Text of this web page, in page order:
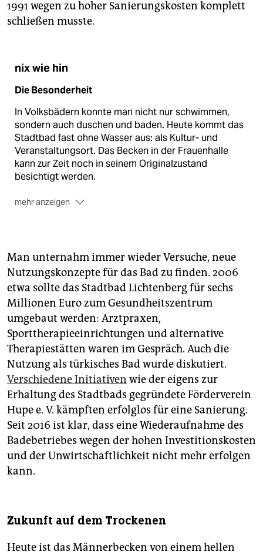
1991 wegen zu hoher Sanierungskosten komplett
schließen musste.
nix wie hin
Die Besonderheit
In Volksbädern konnte man nicht nur schwimmen,
sondern auch duschen und baden. Heute kommt das
Stadtbad fast ohne Wasser aus: als Kultur- und
Veranstaltungsort. Das Becken in der Frauenhalle
kann zur Zeit noch in seinem Originalzustand
besichtigt werden.
mehr anzeigen
Geschichtsinteressierte. Aktuell ist das Stadtbad
Lichtenberg im Rahmen der Ausstellung „Stadtbad
reloaded“ zu besichtigen. Bereits die türkisen
Emaillewannen sind den Besuch allemal wert.
Hindernisse auf dem Weg
Für Schwim­me­r*in­nen unüberwindbar: Es ist kein
Wasser drin. Während andere trockene
Stadtbadbecken allerdings höchstens noch von Ska­
te­r*in­nen erschlossen und zur Halfpipe umfunktioniert
werden, ist das Lichtenberger Stadtbad völlig legal
und unkompliziert zugänglich.
Man unternahm immer wieder Versuche, neue
Nutzungskonzepte für das Bad zu finden. 2006
etwa sollte das Stadtbad Lichtenberg für sechs
Millionen Euro zum Gesundheitszentrum
umgebaut werden: Arztpraxen,
Sporttherapieeinrichtungen und alternative
Therapiestätten waren im Gespräch. Auch die
Nutzung als türkisches Bad wurde diskutiert.
Verschiedene Initiativen wie der eigens zur
Erhaltung des Stadtbads gegründete Förderverein
Hupe e. V. kämpften erfolglos für eine Sanierung.
Seit 2016 ist klar, dass eine Wiederaufnahme des
Badebetriebes wegen der hohen Investitionskosten
und der Unwirtschaftlichkeit nicht mehr erfolgen
kann.
Zukunft auf dem Trockenen
Heute ist das Männerbecken von einem hellen